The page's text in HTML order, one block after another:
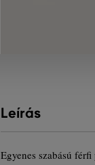
Leírás
Egyenes szabású